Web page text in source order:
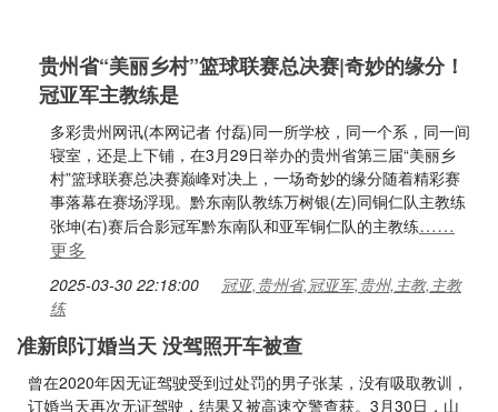
贵州省“美丽乡村”篮球联赛总决赛|奇妙的缘分！
冠亚军主教练是
多彩贵州网讯(本网记者 付磊)同一所学校，同一个系，同一间
寝室，还是上下铺，在3月29日举办的贵州省第三届“美丽乡
村”篮球联赛总决赛巅峰对决上，一场奇妙的缘分随着精彩赛
事落幕在赛场浮现。黔东南队教练万树银(左)同铜仁队主教练
张坤(右)赛后合影冠军黔东南队和亚军铜仁队的主教练……
更多
2025-03-30 22:18:00
冠亚,贵州省,冠亚军,贵州,主教,主教
练
准新郎订婚当天 没驾照开车被查
曾在2020年因无证驾驶受到过处罚的男子张某，没有吸取教训，
订婚当天再次无证驾驶，结果又被高速交警查获。3月30日，山